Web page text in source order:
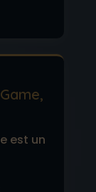
est un